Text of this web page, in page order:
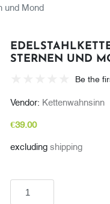
und Mond
STERNEN UND
Be the
Vendor: Kettenwahnsinn
€39.00
excluding shipping